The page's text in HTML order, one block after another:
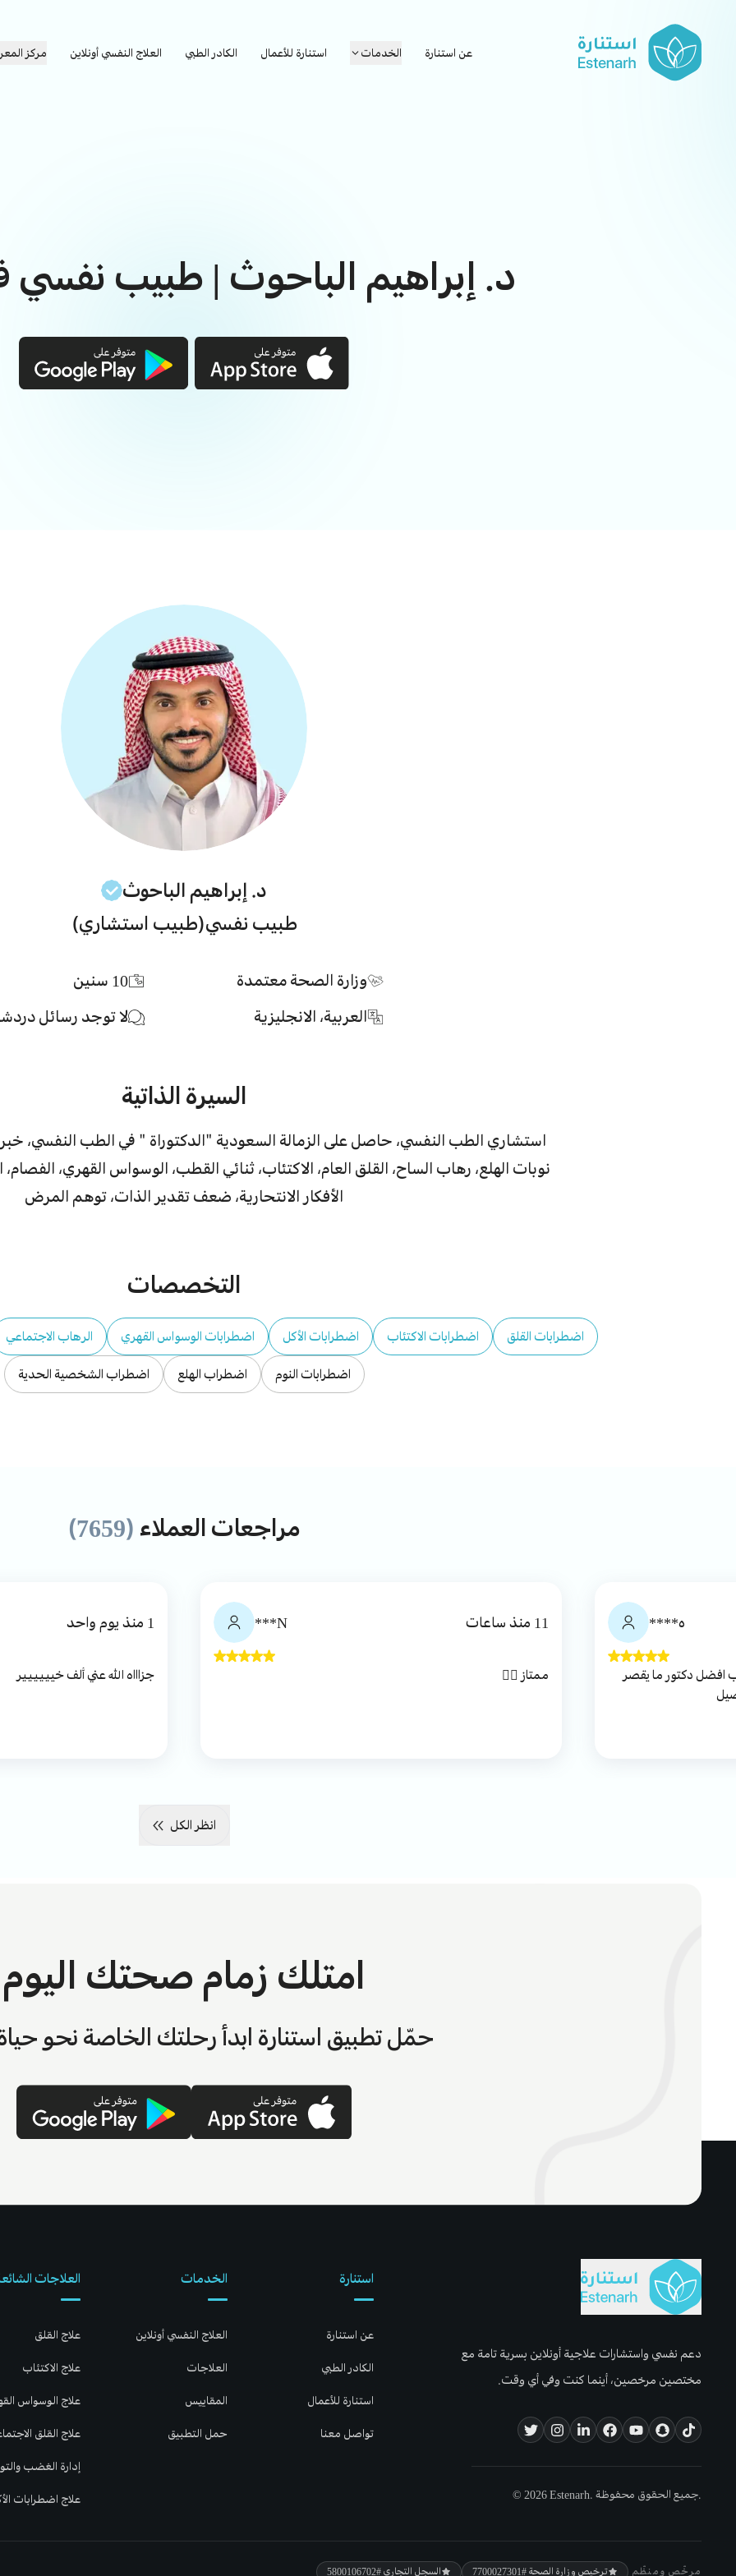
عن استنارة الخدمات استنارة للأعمال الكادر الطبي العلاج النفسي أونلاين مركز
د. إبراهيم الباحوث | طبيب نفسي
د. إبراهيم الباحوث
طبيب نفسي(طبيب استشاري)
وزارة الصحة معتمدة 10 سنين
العربية، الانجليزية
لا توجد رسائل
السيرة الذاتية
استشاري الطب النفسي، حاصل على الزمالة السعودية "الدكتوراة " في الطب النفسي،
نوبات الهلع، رهاب الساح، القلق العام، الاكتئاب، ثنائي القطب، الوسواس القهري، الفصام،
الأفكار الانتحارية، ضعف تقدير الذات، توهم المرض
التخصصات
اضطرابات القلق اضطرابات الاكتئاب اضطرابات الأكل اضطرابات الوسواس القهري الرهاب الاجتماعي
اضطرابات النوم اضطراب الهلع اضطراب الشخصية الحدية
مراجعات العملاء (7659)
ه****
افضل دكتور ما يقصر
N*** 11 منذ ساعات
ممتاز 👌🏻
1 منذ يوم واحد
جزاااه الله عني ألف خيييييير
انظر الكل
امتلك زمام صحتك اليوم
حمّل تطبيق استنارة ابدأ رحلتك الخاصة نحو
دعم نفسي واستشارات علاجية أونلاين بسرية تامة مع
مختصين مرخصين، أينما كنت وفي أي وقت.
© 2026 Estenarh. جميع الحقوق محفوظة.
استنارة
عن استنارة
الكادر الطبي
استنارة للأعمال
تواصل معنا
الخدمات
العلاج النفسي أونلاين
العلاجات
المقاييس
حمل التطبيق
العلاجات
علاج القلق
علاج الاكتئاب
علاج الوسواس
علاج القلق
إدارة الغضب
علاج اضطرابات
مرخّص ومنظّم ترخيص وزارة الصحة #7700027301 السجل التجاري #5800106702